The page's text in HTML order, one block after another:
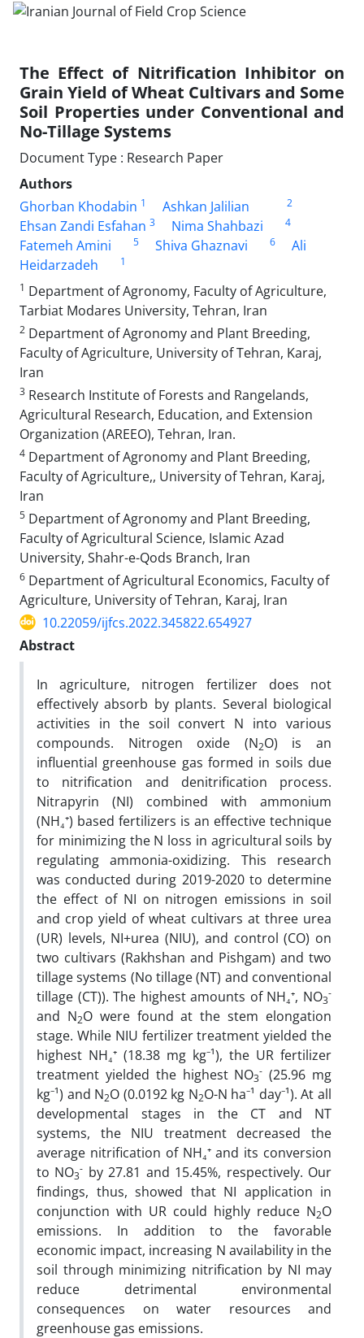
The Effect of Nitrification Inhibitor on
Grain Yield of Wheat Cultivars and Some
Soil Properties under Conventional and
No-Tillage Systems
Document Type : Research Paper
Authors
Ghorban Khodabin 1 Ashkan Jalilian 2
Ehsan Zandi Esfahan 3 Nima Shahbazi 4
Fatemeh Amini 5 Shiva Ghaznavi 6
Ali
Heidarzadeh
1
1 Department of Agronomy, Faculty of Agriculture,
Tarbiat Modares University, Tehran, Iran
2 Department of Agronomy and Plant Breeding,
Faculty of Agriculture, University of Tehran, Karaj,
Iran
3 Research Institute of Forests and Rangelands,
Agricultural Research, Education, and Extension
Organization (AREEO), Tehran, Iran.
4 Department of Agronomy and Plant Breeding,
Faculty of Agriculture,, University of Tehran, Karaj,
Iran
5 Department of Agronomy and Plant Breeding,
Faculty of Agricultural Science, Islamic Azad
University, Shahr-e-Qods Branch, Iran
6 Department of Agricultural Economics, Faculty of
Agriculture, University of Tehran, Karaj, Iran
10.22059/ijfcs.2022.345822.654927
Abstract
In agriculture, nitrogen fertilizer does not
effectively absorb by plants. Several biological
activities in the soil convert N into various
compounds. Nitrogen oxide (N2O) is an
influential greenhouse gas formed in soils due
to nitrification and denitrification process.
Nitrapyrin (NI) combined with ammonium
(NH₄⁺) based fertilizers is an effective technique
for minimizing the N loss in agricultural soils by
regulating ammonia-oxidizing. This research
was conducted during 2019-2020 to determine
the effect of NI on nitrogen emissions in soil
and crop yield of wheat cultivars at three urea
(UR) levels, NI+urea (NIU), and control (CO) on
two cultivars (Rakhshan and Pishgam) and two
tillage systems (No tillage (NT) and conventional
tillage (CT)). The highest amounts of NH₄⁺, NO3
-
and N2O were found at the stem elongation
stage. While NIU fertilizer treatment yielded the
highest NH₄⁺ (18.38 mg kg⁻¹), the UR fertilizer
treatment yielded the highest NO3
- (25.96 mg
kg⁻¹) and N2O (0.0192 kg N2O-N ha⁻¹ day⁻¹). At all
developmental stages in the CT and NT
systems, the NIU treatment decreased the
average nitrification of NH₄⁺ and its conversion
to NO3
- by 27.81 and 15.45%, respectively. Our
findings, thus, showed that NI application in
conjunction with UR could highly reduce N2O
emissions. In addition to the favorable
economic impact, increasing N availability in the
soil through minimizing nitrification by NI may
reduce detrimental environmental
consequences on water resources and
greenhouse gas emissions.